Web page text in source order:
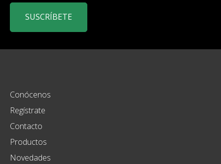
SUSCRÍBETE
Conócenos
Regístrate
Contacto
Productos
Novedades